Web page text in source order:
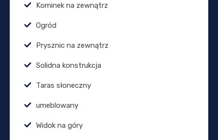
Kominek na zewnątrz
Ogród
Prysznic na zewnątrz
Solidna konstrukcja
Taras słoneczny
umeblowany
Widok na góry